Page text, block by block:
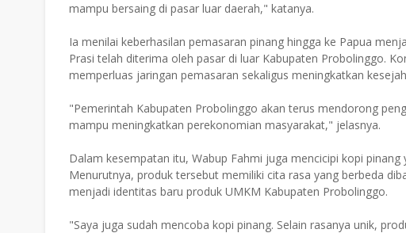
mampu bersaing di pasar luar daerah," katanya.
Ia menilai keberhasilan pemasaran pinang hingga ke Papua
Prasi telah diterima oleh pasar di luar Kabupaten Probolinggo.
memperluas jaringan pemasaran sekaligus meningkatkan
"Pemerintah Kabupaten Probolinggo akan terus mendorong
mampu meningkatkan perekonomian masyarakat," jelasnya.
Dalam kesempatan itu, Wabup Fahmi juga mencicipi kopi
Menurutnya, produk tersebut memiliki cita rasa yang berbeda
menjadi identitas baru produk UMKM Kabupaten Probolinggo.
"Saya juga sudah mencoba kopi pinang. Selain rasanya unik,